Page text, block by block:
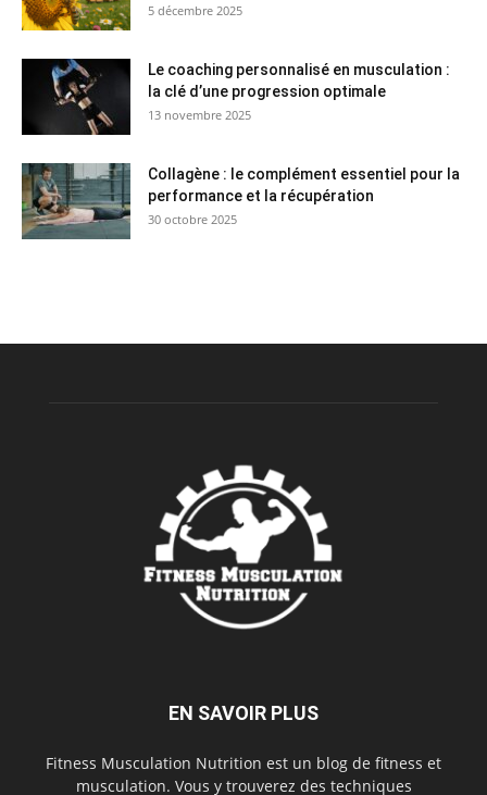
5 décembre 2025
Le coaching personnalisé en musculation :
la clé d’une progression optimale
13 novembre 2025
Collagène : le complément essentiel pour la
performance et la récupération
30 octobre 2025
EN SAVOIR PLUS
Fitness Musculation Nutrition est un blog de fitness et
musculation. Vous y trouverez des techniques